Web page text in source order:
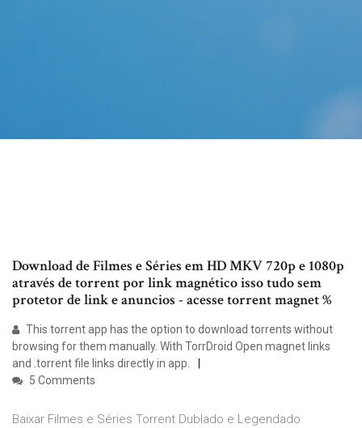
Download de Filmes e Séries em HD MKV 720p e 1080p
através de torrent por link magnético isso tudo sem
protetor de link e anuncios - acesse torrent magnet %
This torrent app has the option to download torrents without
browsing for them manually. With TorrDroid Open magnet links
and .torrent file links directly in app.
5 Comments
Baixar Filmes e Séries Torrent Dublado e Legendado